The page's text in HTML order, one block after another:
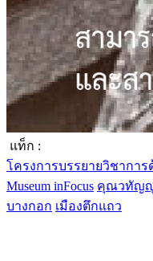
แท็ก :
โครงการบรรยายวิชากา
Museum inFocus คุณวทัญญู
บางกอก เมืองตึกแถว